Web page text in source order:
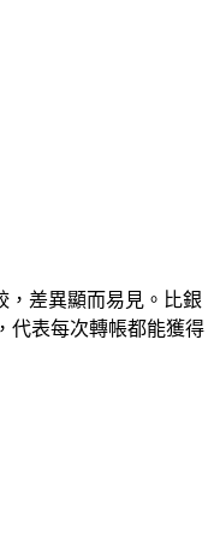
差異顯而易見。比銀
代表每次轉帳都能獲得